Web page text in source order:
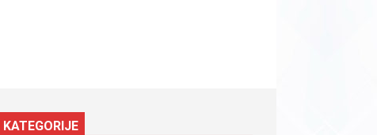
KATEGORIJE